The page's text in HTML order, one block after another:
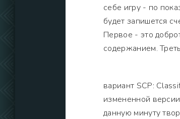
себе игру - по
будет запишется
Первое - это
содержанием.
вариант SCP:
измененной
данную минуту